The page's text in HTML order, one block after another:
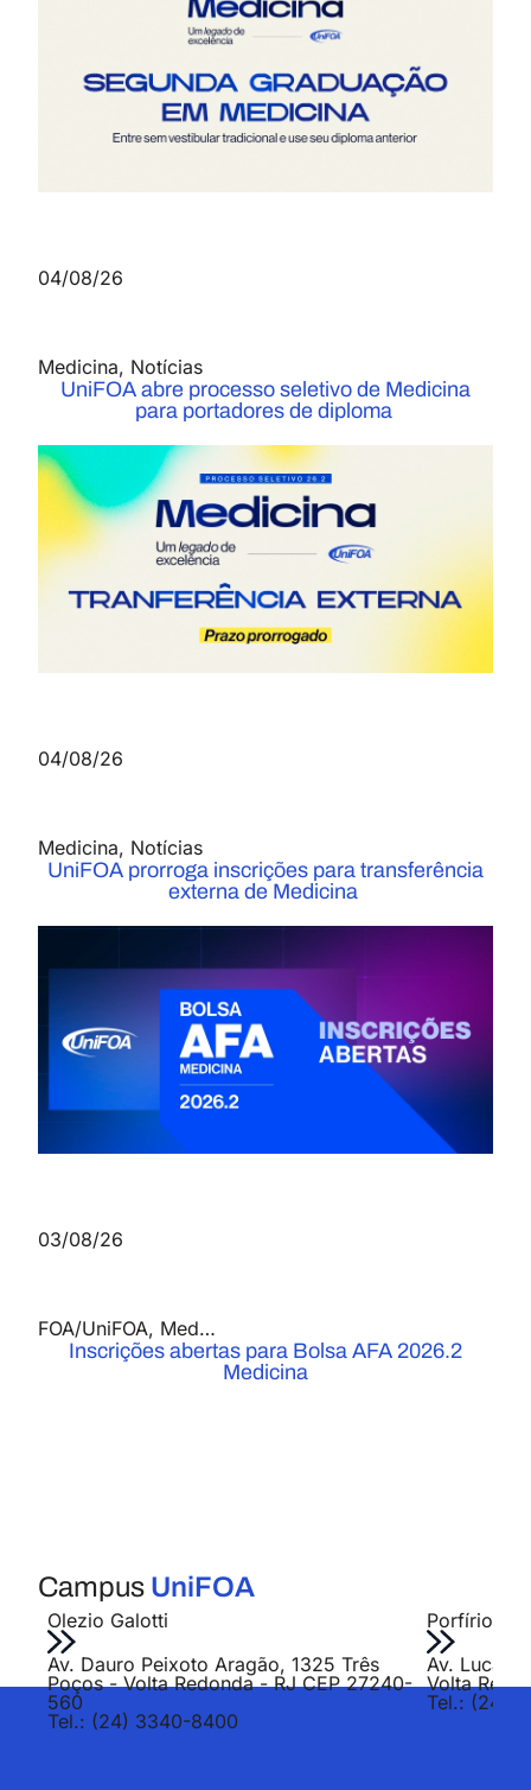
04/08/26
Medicina, Notícias
UniFOA abre processo seletivo de Medicina
para portadores de diploma
04/08/26
Medicina, Notícias
UniFOA prorroga inscrições para transferência
externa de Medicina
03/08/26
FOA/UniFOA, Medicina
Inscrições abertas para Bolsa AFA 2026.2
Medicina
Campus UniFOA
Olezio Galotti
Av. Dauro Peixoto Aragão, 1325 Três
Poços - Volta Redonda - RJ CEP 27240-
560
Tel.: (24) 3340-8400
Porfírio
Av. Lucas
Volta
Tel.: (24)